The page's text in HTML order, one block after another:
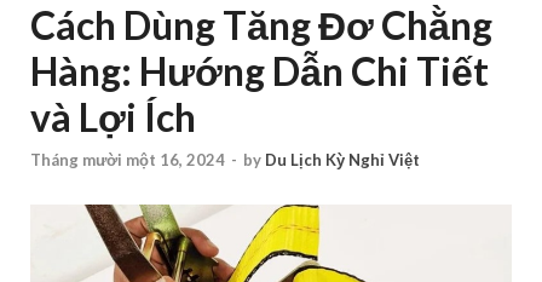
Cách Dùng Tăng Đơ Chằng
Hàng: Hướng Dẫn Chi Tiết
và Lợi Ích
Tháng mười một 16, 2024 - by Du Lịch Kỳ Nghỉ Việt